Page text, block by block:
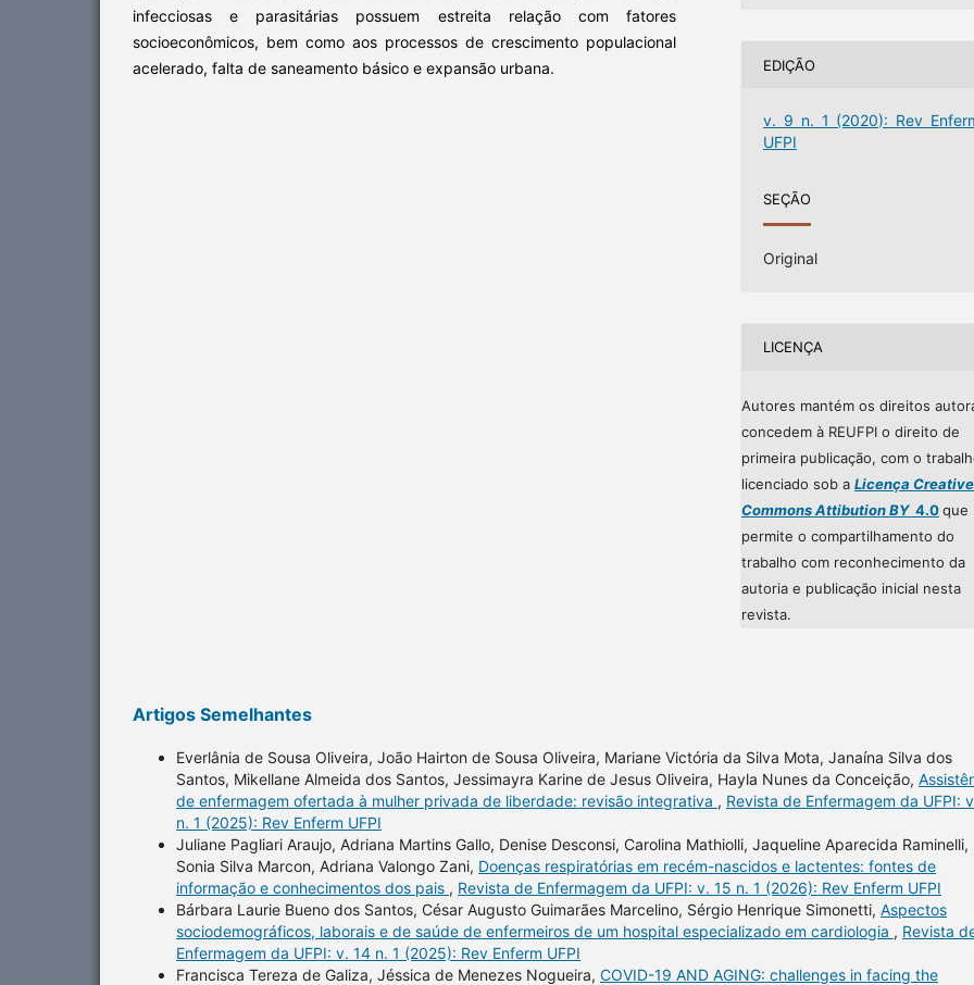
infecciosas e parasitárias possuem estreita relação com fatores
socioeconômicos, bem como aos processos de crescimento populacional
acelerado, falta de saneamento básico e expansão urbana.
EDIÇÃO
v. 9 n. 1 (2020): Rev
UFPI
SEÇÃO
Original
LICENÇA
Autores mantém os direitos
concedem à REUFPI o direito de
primeira publicação, com o
licenciado sob a Licença Creative
Commons Attibution BY4.0que
permite o compartilhamento do
trabalho com reconhecimento da
autoria e publicação inicial nesta
revista.
Artigos Semelhantes
Everlânia de Sousa Oliveira, João Hairton de Sousa Oliveira, Mariane Victória da Silva Mota, Janaína Silva dos
Santos, Mikellane Almeida dos Santos, Jessimayra Karine de Jesus Oliveira, Hayla Nunes da Conceição,
de enfermagem ofertada à mulher privada de liberdade: revisão integrativa , Revista de Enfermagem da UFPI:
n. 1 (2025): Rev Enferm UFPI
Juliane Pagliari Araujo, Adriana Martins Gallo, Denise Desconsi, Carolina Mathiolli, Jaqueline Aparecida Raminelli,
Sonia Silva Marcon, Adriana Valongo Zani, Doenças respiratórias em recém-nascidos e lactentes: fontes de
informação e conhecimentos dos pais , Revista de Enfermagem da UFPI: v. 15 n. 1 (2026): Rev Enferm UFPI
Bárbara Laurie Bueno dos Santos, César Augusto Guimarães Marcelino, Sérgio Henrique Simonetti, Aspectos
sociodemográficos, laborais e de saúde de enfermeiros de um hospital especializado em cardiologia , Revista
Enfermagem da UFPI: v. 14 n. 1 (2025): Rev Enferm UFPI
Francisca Tereza de Galiza, Jéssica de Menezes Nogueira, COVID-19 AND AGING: challenges in facing the